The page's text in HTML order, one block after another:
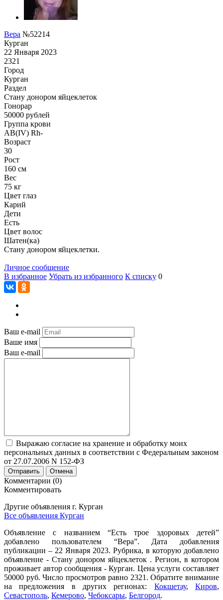
Вера №52214
Курган
22 Января 2023
2321
Город
Курган
Раздел
Стану донором яйцеклеток
Гонoрар
50000 рублей
Группа крови
AB(IV) Rh-
Возраст
30
Рост
160 см
Вес
75 кг
Цвет глаз
Карий
Дети
Есть
Цвет волос
Шатен(ка)
Стану донором яйцеклетки.
Личное сообщение
В избранное Убрать из избранного К списку 0
Ваш e-mail
Ваше имя
Ваш e-mail
Выражаю согласие на хранение и обработку моих
персональных данных в соответствии с Федеральным законом
от 27.07.2006 N 152-ФЗ
Отправить Отмена
Комментарии (0)
Комментировать
Другие объявления г. Курган
Все объявления Курган
Объявление с названием “Есть трое здоровых детей”
добавлено пользователем “Вера”. Дата добавления
публикации – 22 Января 2023. Рубрика, в которую добавлено
объявление - Стану донором яйцеклеток . Регион, в котором
проживает автор сообщения - Курган. Цена услуги составляет
50000 руб. Число просмотров равно 2321. Обратите внимание
на предложения в других регионах: Кокшетау,Киров,
Севастополь, Кемерово, Чебоксары, Белгород.